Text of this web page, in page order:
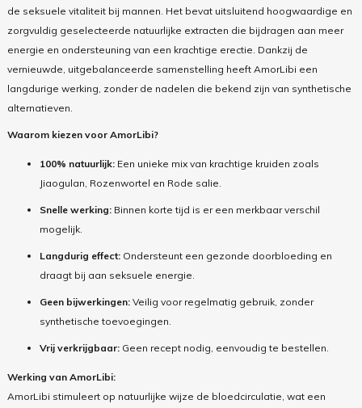
de seksuele vitaliteit bij mannen. Het bevat uitsluitend hoogwaardige en
zorgvuldig geselecteerde natuurlijke extracten die bijdragen aan meer
energie en ondersteuning van een krachtige erectie. Dankzij de
vernieuwde, uitgebalanceerde samenstelling heeft AmorLibi een
langdurige werking, zonder de nadelen die bekend zijn van synthetische
alternatieven.
Waarom kiezen voor AmorLibi?
100% natuurlijk:Een unieke mix van krachtige kruiden zoals
Jiaogulan, Rozenwortel en Rode salie.
Snelle werking:Binnen korte tijd is er een merkbaar verschil
mogelijk.
Langdurig effect:Ondersteunt een gezonde doorbloeding en
draagt bij aan seksuele energie.
Geen bijwerkingen:Veilig voor regelmatig gebruik, zonder
synthetische toevoegingen.
Vrij verkrijgbaar:Geen recept nodig, eenvoudig te bestellen.
Werking van AmorLibi:
AmorLibi stimuleert op natuurlijke wijze de bloedcirculatie, wat een